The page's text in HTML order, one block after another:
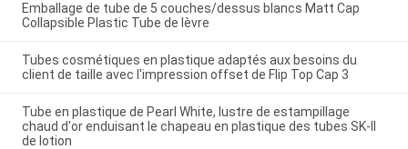
Emballage de tube de 5 couches/dessus blancs Matt Cap
Collapsible Plastic Tube de lèvre
Tubes cosmétiques en plastique adaptés aux besoins du
client de taille avec l'impression offset de Flip Top Cap 3
Tube en plastique de Pearl White, lustre de estampillage
chaud d'or enduisant le chapeau en plastique des tubes SK-II
de lotion